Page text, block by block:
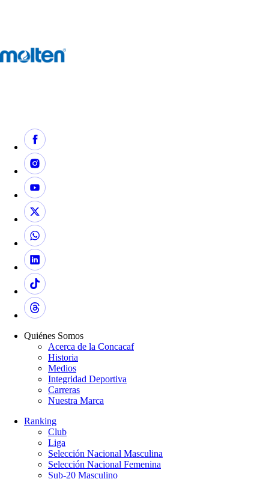
Quiénes Somos
Acerca de la Concacaf
Historia
Medios
Integridad Deportiva
Carreras
Nuestra Marca
Ranking
Club
Liga
Selección Nacional Masculina
Selección Nacional Femenina
Sub-20 Masculino